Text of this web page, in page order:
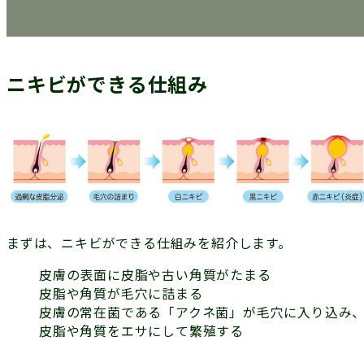
ニキビができる仕組み
まずは、ニキビができる仕組みを紹介します。
皮膚の表面に皮脂や古い角質がたまる
皮脂や角質が毛穴に詰まる
皮膚の常在菌である「アクネ菌」が毛穴に入り込み
皮脂や角質をエサにして繁殖する